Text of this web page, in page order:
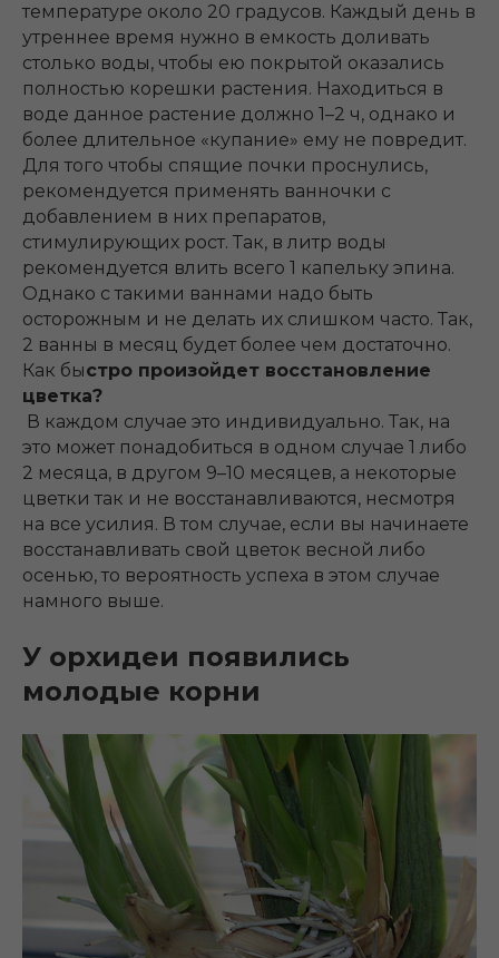
температуре около 20 градусов. Каждый день в
утреннее время нужно в емкость доливать
столько воды, чтобы ею покрытой оказались
полностью корешки растения. Находиться в
воде данное растение должно 1–2 ч, однако и
более длительное «купание» ему не повредит.
Для того чтобы спящие почки проснулись,
рекомендуется применять ванночки с
добавлением в них препаратов,
стимулирующих рост. Так, в литр воды
рекомендуется влить всего 1 капельку эпина.
Однако с такими ваннами надо быть
осторожным и не делать их слишком часто. Так,
2 ванны в месяц будет более чем достаточно.
Как быстро произойдет восстановление
цветка?
В каждом случае это индивидуально. Так, на
это может понадобиться в одном случае 1 либо
2 месяца, в другом 9–10 месяцев, а некоторые
цветки так и не восстанавливаются, несмотря
на все усилия. В том случае, если вы начинаете
восстанавливать свой цветок весной либо
осенью, то вероятность успеха в этом случае
намного выше.
У орхидеи появились
молодые корни